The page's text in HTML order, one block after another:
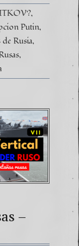
Putin
de Rusia
–